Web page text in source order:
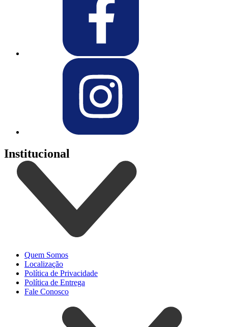
Institucional
Quem Somos
Localização
Política de Privacidade
Política de Entrega
Fale Conosco